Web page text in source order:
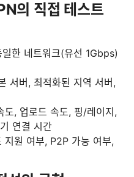
의 직접 테스트
한 네트워크(유선 1Gbps)
서버, 최적화된 지역 서버,
도, 업로드 속도, 핑/레이지,
연결 시간
지원 여부, P2P 가능 여부,